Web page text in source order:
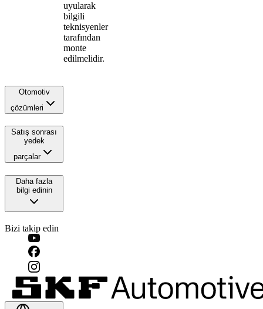
uyularak
bilgili
teknisyenler
tarafından
monte
edilmelidir.
Otomotiv
çözümleri
Satış sonrası
yedek
parçalar
Daha fazla
bilgi edinin
Bizi takip edin